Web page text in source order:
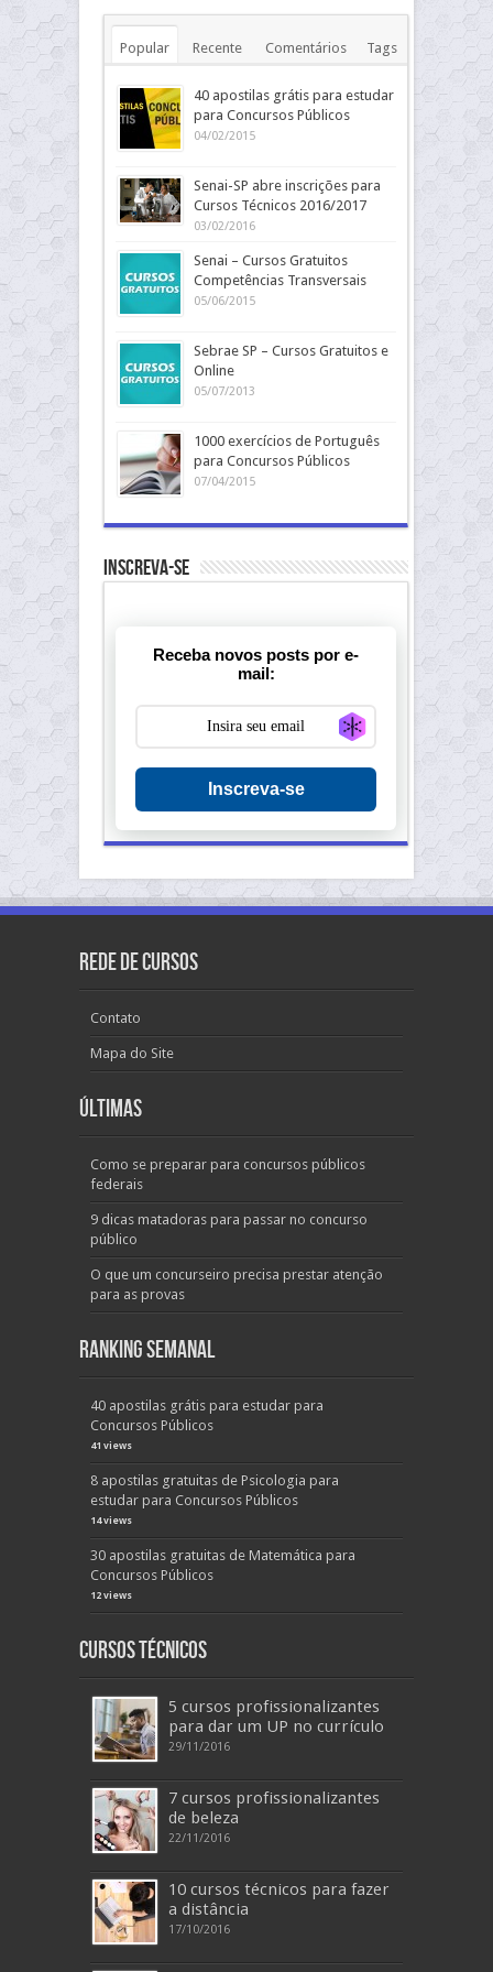
Popular Recente Comentários Tags
40 apostilas grátis para estudar
para Concursos Públicos
04/02/2015
Senai-SP abre inscrições para
Cursos Técnicos 2016/2017
03/02/2016
Senai – Cursos Gratuitos
Competências Transversais
05/06/2015
Sebrae SP – Cursos Gratuitos e
Online
05/07/2013
1000 exercícios de Português
para Concursos Públicos
07/04/2015
Inscreva-se
Receba novos posts por e-
mail:
Inscreva-se
Rede de Cursos
Contato
Mapa do Site
Últimas
Como se preparar para concursos públicos
federais
9 dicas matadoras para passar no concurso
público
O que um concurseiro precisa prestar atenção
para as provas
Ranking Semanal
40 apostilas grátis para estudar para
Concursos Públicos
41 views
8 apostilas gratuitas de Psicologia para
estudar para Concursos Públicos
14 views
30 apostilas gratuitas de Matemática para
Concursos Públicos
12 views
Cursos Técnicos
5 cursos profissionalizantes
para dar um UP no currículo
29/11/2016
7 cursos profissionalizantes
de beleza
22/11/2016
10 cursos técnicos para fazer
a distância
17/10/2016